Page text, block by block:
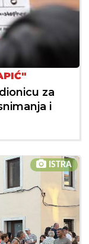
za
i
ISTRA